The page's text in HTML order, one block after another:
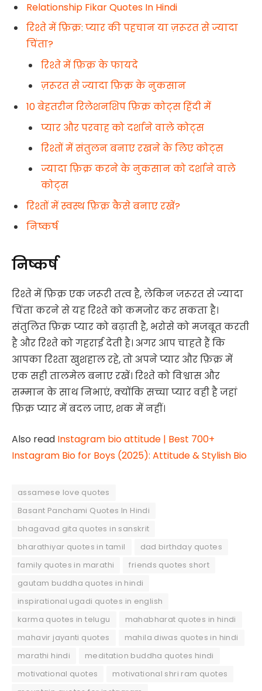
Relationship Fikar Quotes In Hindi
रिश्ते में फ़िक्र: प्यार की पहचान या ज़रूरत से ज्यादा
चिंता?
रिश्ते में फ़िक्र के फायदे
ज़रूरत से ज्यादा फ़िक्र के नुकसान
10 बेहतरीन रिलेशनशिप फ़िक्र कोट्स हिंदी में
प्यार और परवाह को दर्शाने वाले कोट्स
रिश्तों में संतुलन बनाए रखने के लिए कोट्स
ज्यादा फ़िक्र करने के नुकसान को दर्शाने वाले
कोट्स
रिश्तों में स्वस्थ फ़िक्र कैसे बनाए रखें?
निष्कर्ष
निष्कर्ष
रिश्ते में फ़िक्र एक जरूरी तत्व है, लेकिन जरूरत से ज्यादा
चिंता करने से यह रिश्ते को कमजोर कर सकता है।
संतुलित फ़िक्र प्यार को बढ़ाती है, भरोसे को मजबूत करती
है और रिश्ते को गहराई देती है। अगर आप चाहते हैं कि
आपका रिश्ता खुशहाल रहे, तो अपने प्यार और फ़िक्र में
एक सही तालमेल बनाए रखें। रिश्ते को विश्वास और
सम्मान के साथ निभाएं, क्योंकि सच्चा प्यार वही है जहां
फ़िक्र प्यार में बदल जाए, शक में नहीं।
Also read Instagram bio attitude | Best 700+
Instagram Bio for Boys (2025): Attitude & Stylish Bio
assamese love quotes
Basant Panchami Quotes In Hindi
bhagavad gita quotes in sanskrit
bharathiyar quotes in tamil
dad birthday quotes
family quotes in marathi
friends quotes short
gautam buddha quotes in hindi
inspirational ugadi quotes in english
karma quotes in telugu
mahabharat quotes in hindi
mahavir jayanti quotes
mahila diwas quotes in hindi
marathi hindi
meditation buddha quotes hindi
motivational quotes
motivational shri ram quotes